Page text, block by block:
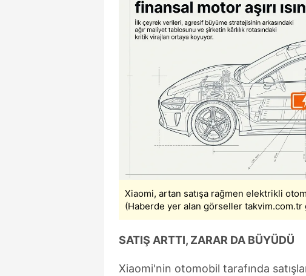
Xiaomi, artan satışa rağmen elektrikli
(Haberde yer alan görseller
SATIŞ ARTTI, ZARAR DA BÜYÜDÜ
Xiaomi'nin otomobil tarafında